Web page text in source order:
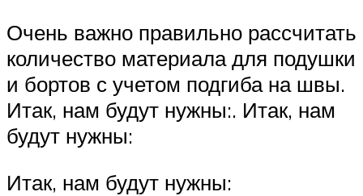
Очень важно правильно рассчитать
количество материала для подушки
и бортов с учетом подгиба на швы.
Итак, нам будут нужны:. Итак, нам
будут нужны:
Итак, нам будут нужны: